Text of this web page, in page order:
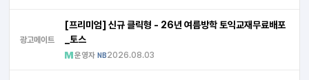
광고메이트
[프리미엄] 신규 클릭형 - 26년 여름방학 토익교재무료배포
_토스
운영자 NB2026.08.03